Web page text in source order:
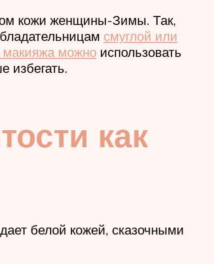
кожи женщины-Зимы. Так,
смуглой или
макияжа можно использовать
избегать.
как
белой кожей, сказочными